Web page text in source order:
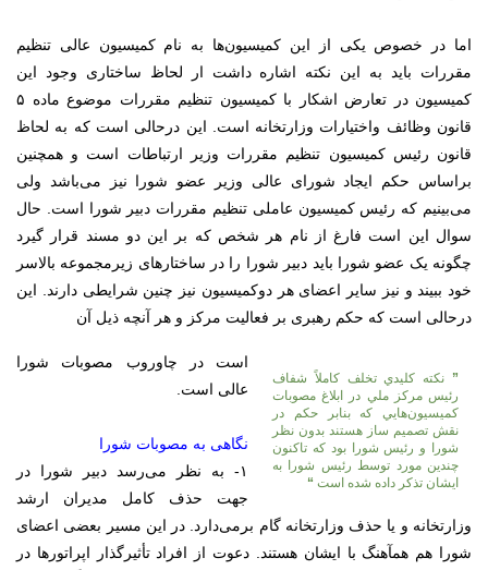
اما در خصوص یکی از این کمیسیون‌ها به نام کمیسیون عالی تنظیم
مقررات باید به این نکته اشاره داشت ار لحاظ ساختاری وجود این
کمیسیون در تعارض اشکار با کمیسیون تنظیم مقررات موضوع ماده ۵
قانون وظائف واختیارات وزارتخانه است. این درحالی است که به لحاظ
قانون رئیس کمیسیون تنظیم مقررات وزیر ارتباطات است و همچنین
براساس حکم ایجاد شورای عالی وزیر عضو شورا نیز می‌باشد ولی
می‌بینیم که رئیس کمیسیون عاملی تنظیم مقررات دبیر شورا است. حال
سوال این است فارغ از نام هر شخص که بر این دو مسند قرار گیرد
چگونه یک عضو شورا باید دبیر شورا را در ساختار‌های زیرمجموعه بالاسر
خود ببیند و نیز سایر اعضای هر دوکمیسیون نیز چنین شرایطی دارند. این
درحالی است که حکم رهبری بر فعالیت مرکز و هر آنچه ذیل آن
” نكته كليدي تخلف كاملاً شفاف
رئيس مركز ملي در ابلاغ مصوبات
كميسيون‌هايي كه بنابر حكم در
نقش تصميم ساز هستند بدون نظر
شورا و رئيس شورا بود كه تاكنون
چندين مورد توسط رئيس شورا به
ايشان تذكر داده شده است “
است در چاوروب مصوبات شورا
عالی است.
نگاهی به مصوبات شورا
۱- به نظر می‌رسد دبیر شورا در
جهت حذف کامل مدیران ارشد
وزارتخانه و یا حذف وزارتخانه گام برمی‌دارد. در این مسیر بعضی اعضای
شورا هم همآهنگ با ایشان هستند. دعوت از افراد تأثيرگذار اپراتور‌ها در